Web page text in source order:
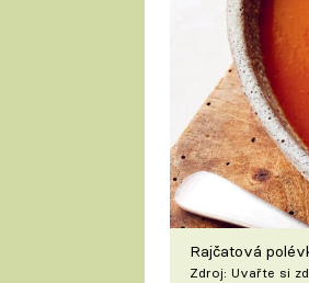
Rajčatová
Zdroj: Uvařte si